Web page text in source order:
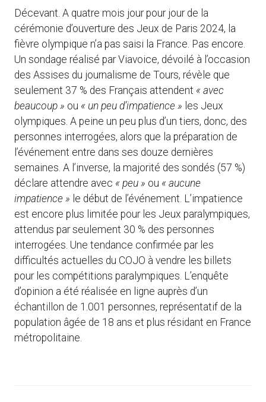
Décevant. A quatre mois jour pour jour de la
cérémonie d’ouverture des Jeux de Paris 2024, la
fièvre olympique n’a pas saisi la France. Pas encore.
Un sondage réalisé par Viavoice, dévoilé à l’occasion
des Assises du journalisme de Tours, révèle que
seulement 37 % des Français attendent « avec
beaucoup » ou « un peu d’impatience » les Jeux
olympiques. A peine un peu plus d’un tiers, donc, des
personnes interrogées, alors que la préparation de
l’événement entre dans ses douze dernières
semaines. A l’inverse, la majorité des sondés (57 %)
déclare attendre avec « peu » ou « aucune
impatience » le début de l’événement. L’impatience
est encore plus limitée pour les Jeux paralympiques,
attendus par seulement 30 % des personnes
interrogées. Une tendance confirmée par les
difficultés actuelles du COJO à vendre les billets
pour les compétitions paralympiques. L’enquête
d’opinion a été réalisée en ligne auprès d’un
échantillon de 1.001 personnes, représentatif de la
population âgée de 18 ans et plus résidant en France
métropolitaine.